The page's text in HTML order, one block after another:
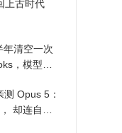
上古时代
清空一次
，模型自
Opus 5：
却连自己